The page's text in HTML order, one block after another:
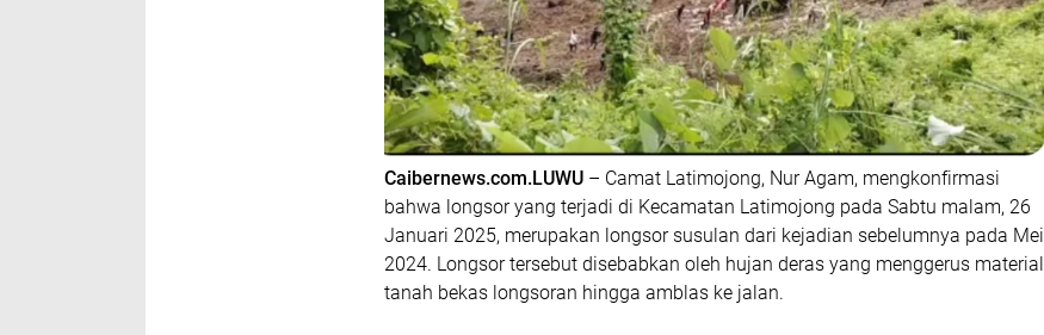
Caibernews.com.LUWU – Camat Latimojong, Nur Agam, mengkonfirmasi
bahwa longsor yang terjadi di Kecamatan Latimojong pada Sabtu malam, 26
Januari 2025, merupakan longsor susulan dari kejadian sebelumnya pada Mei
2024. Longsor tersebut disebabkan oleh hujan deras yang menggerus material
tanah bekas longsoran hingga amblas ke jalan.